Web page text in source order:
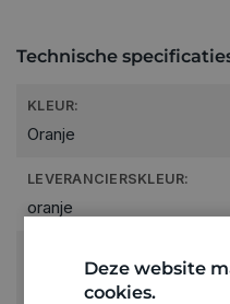
Technische
KLEUR:
Oranje
LEVERANCIERSKLEUR:
oranje
Plakkaatverf
Deze website
cookies.